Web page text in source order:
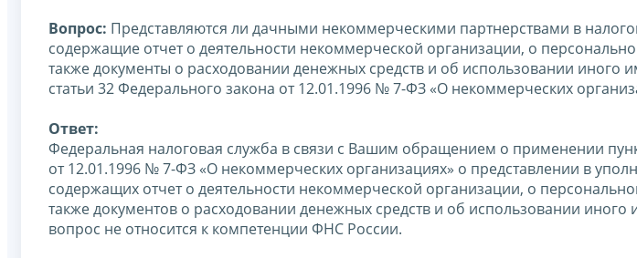
Вопрос: Представляются ли дачными некоммерческими партнерствами в
содержащие отчет о деятельности некоммерческой организации, о
также документы о расходовании денежных средств и об использовании иного
статьи 32 Федерального закона от 12.01.1996 № 7-ФЗ «О некоммерческих
Ответ:
Федеральная налоговая служба в связи с Вашим обращением о применении
от 12.01.1996 № 7-ФЗ «О некоммерческих организациях» о представлении в
содержащих отчет о деятельности некоммерческой организации, о
также документов о расходовании денежных средств и об использовании
вопрос не относится к компетенции ФНС России.